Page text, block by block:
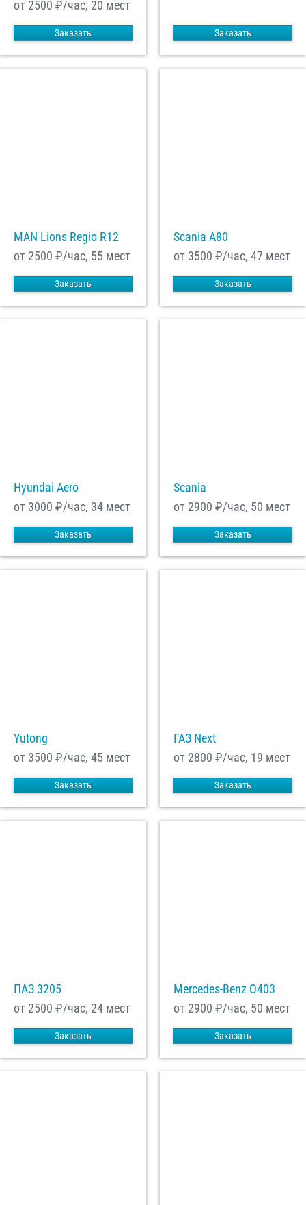
от 2500 ₽/час, 20 мест
Заказать Заказать
MAN Lions Regio R12
от 2500 ₽/час, 55 мест
Заказать
Scania A80
от 3500 ₽/час, 47 мест
Заказать
Hyundai Aero
от 3000 ₽/час, 34 мест
Заказать
Scania
от 2900 ₽/час, 50 мест
Заказать
Yutong
от 3500 ₽/час, 45 мест
Заказать
ГАЗ Next
от 2800 ₽/час, 19 мест
Заказать
ПАЗ 3205
от 2500 ₽/час, 24 мест
Заказать
Mercedes-Benz О403
от 2900 ₽/час, 50 мест
Заказать